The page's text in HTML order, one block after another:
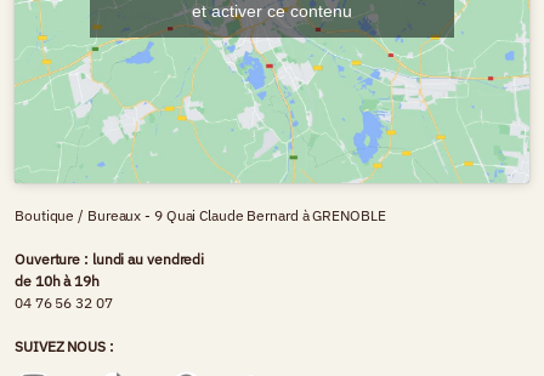
et activer ce contenu
Boutique / Bureaux - 9 Quai Claude Bernard à GRENOBLE
Ouverture : lundi au vendredi
de 10h à 19h
04 76 56 32 07
SUIVEZ NOUS :